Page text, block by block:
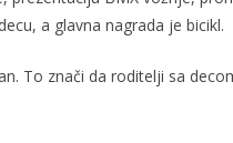
a glavna nagrada je bicikl.
To znači da roditelji sa